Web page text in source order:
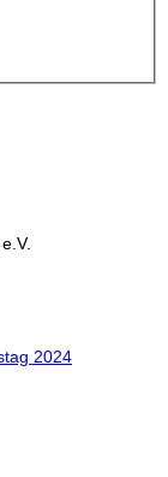
2024